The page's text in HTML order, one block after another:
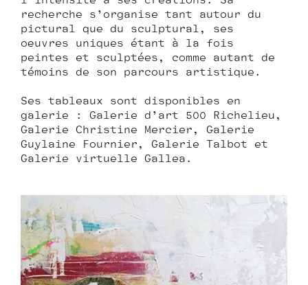
recherche s’organise tant autour du
pictural que du sculptural, ses
œuvres uniques étant à la fois
peintes et sculptées, comme autant de
témoins de son parcours artistique.
Ses tableaux sont disponibles en
galerie : Galerie d’art 500 Richelieu,
Galerie Christine Mercier, Galerie
Guylaine Fournier, Galerie Talbot et
Galerie virtuelle Gallea.